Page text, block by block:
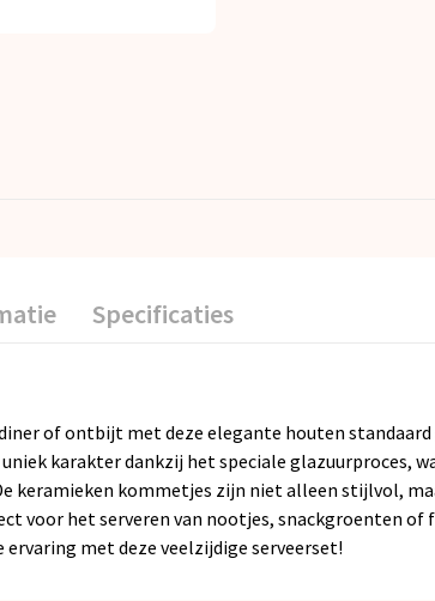
Specificaties
of ontbijt met deze elegante houten
karakter dankzij het speciale glazuurproces,
keramieken kommetjes zijn niet alleen stijlvol,
voor het serveren van nootjes, snackgroenten
met deze veelzijdige serveerset!